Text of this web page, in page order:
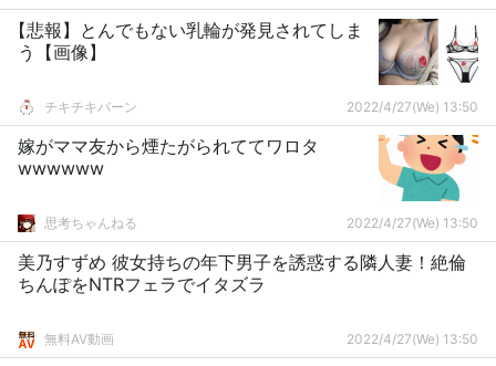
【悲報】とんでもない乳輪が発見されてしま
う【画像】
チキチキバーン 2022/4/27(We) 13:50
嫁がママ友から煙たがられててワロタ
wwwwww
思考ちゃんねる 2022/4/27(We) 13:50
美乃すずめ 彼女持ちの年下男子を誘惑する隣人妻！絶倫
ちんぽをNTRフェラでイタズラ
無料AV動画 2022/4/27(We) 13:50